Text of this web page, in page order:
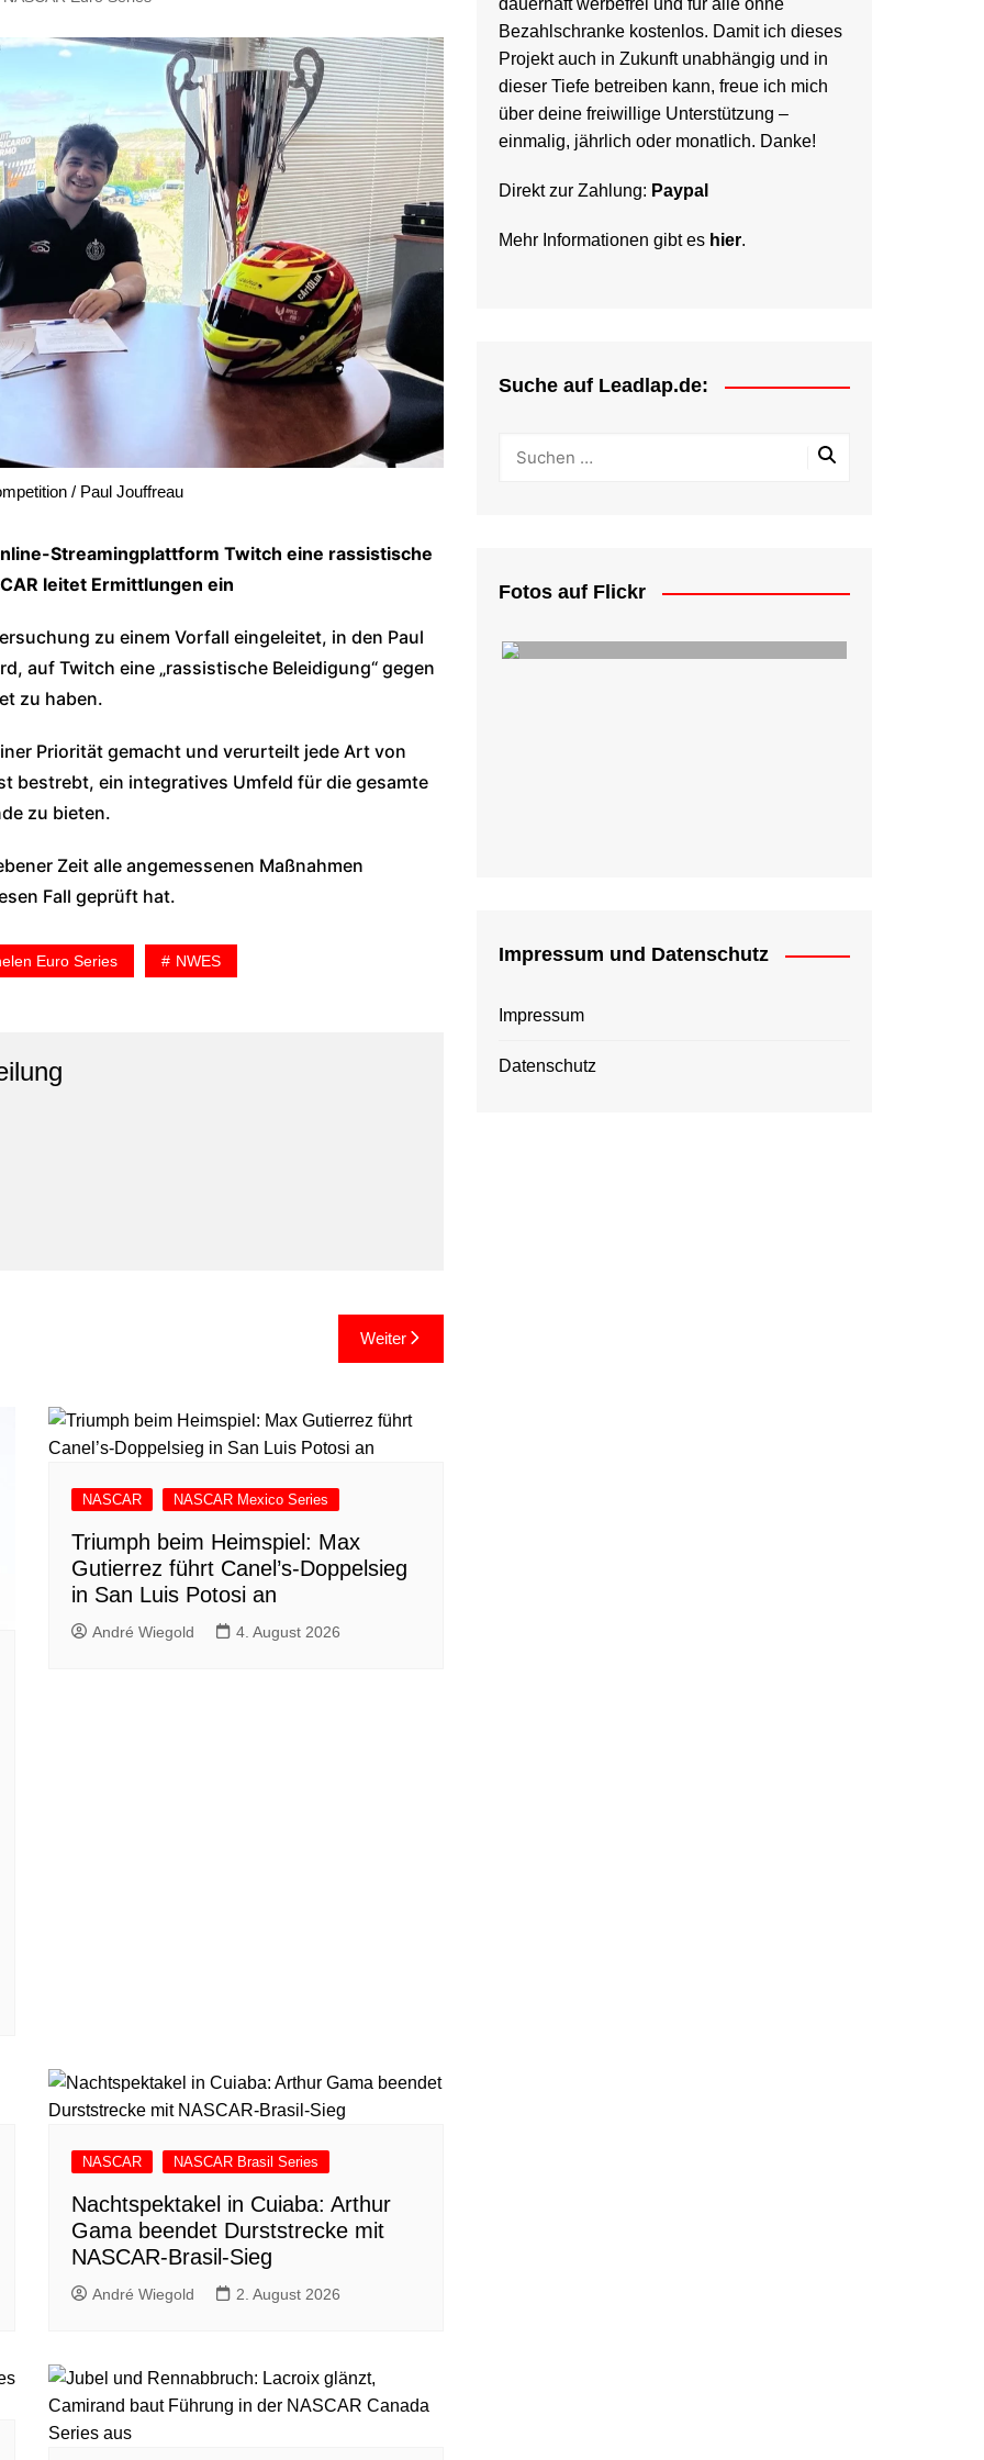
WoO Sprint Car Series
WoO Late Model Series
/ Paul Jouffreau
Streamingplattform Twitch eine rassistische
leitet Ermittlungen ein
zu einem Vorfall eingeleitet, in den Paul
auf Twitch eine „rassistische Beleidigung“ gegen
zu haben.
Priorität gemacht und verurteilt jede Art von
bestrebt, ein integratives Umfeld für die gesamte
zu bieten.
Zeit alle angemessenen Maßnahmen
Fall geprüft hat.
Euro Series NWES
Weiter
NASCAR NASCAR Mexico Series
Triumph beim Heimspiel: Max
Gutierrez führt Canel’s-Doppelsieg
in San Luis Potosi an
André Wiegold 4. August 2026
NASCAR NASCAR Brasil Series
Nachtspektakel in Cuiaba: Arthur
Gama beendet Durststrecke mit
NASCAR-Brasil-Sieg
André Wiegold 2. August 2026
dauerhaft werbefrei und für alle ohne
Bezahlschranke kostenlos. Damit ich dieses
Projekt auch in Zukunft unabhängig und in
dieser Tiefe betreiben kann, freue ich mich
über deine freiwillige Unterstützung –
einmalig, jährlich oder monatlich. Danke!
Direkt zur Zahlung: Paypal
Mehr Informationen gibt es hier.
Suche auf Leadlap.de:
Fotos auf Flickr
Impressum und Datenschutz
Impressum
Datenschutz